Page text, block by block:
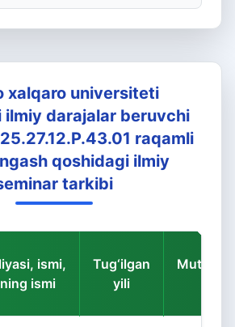
xalqaro universiteti
ilmiy darajalar beruvchi
raqamli
qoshidagi ilmiy
tarkibi
ismi,
ismi
Tug‘ilgan
yili